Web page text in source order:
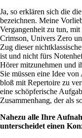
Ja, so erklären sich die
bezeichnen. Meine
Vergangenheit zu tun,
Crimson, Univers Zero
Zug dieser
ist und nicht fürs
Hörer mitzunehmen und
Sie müssen eine Idee
bloß mit Repertoire zu
eine schöpferische
Zusammenhang, der als
Nahezu alle Ihre
unterscheidet einen